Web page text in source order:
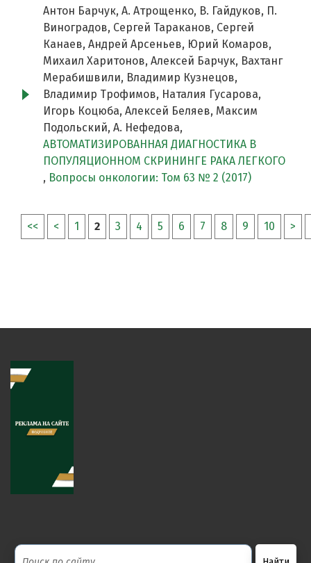
Антон Барчук, А. Атрощенко, В. Гайдуков, П.
Виноградов, Сергей Тараканов, Сергей
Канаев, Андрей Арсеньев, Юрий Комаров,
Михаил Харитонов, Алексей Барчук, Вахтанг
Мерабишвили, Владимир Кузнецов,
Владимир Трофимов, Наталия Гусарова,
Игорь Коцюба, Алексей Беляев, Максим
Подольский, А. Нефедова,
АВТОМАТИЗИРОВАННАЯ ДИАГНОСТИКА В
ПОПУЛЯЦИОННОМ СКРИНИНГЕ РАКА ЛЕГКОГО
, Вопросы онкологии: Том 63 № 2 (2017)
<< < 1 2 3 4 5 6 7 8 9 10 >